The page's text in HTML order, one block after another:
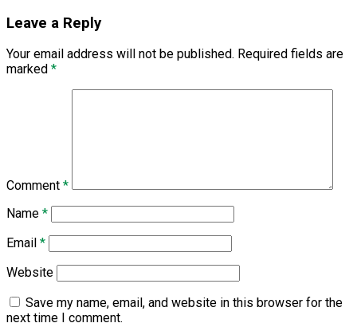
Leave a Reply
Your email address will not be published. Required fields are
marked *
Comment *
Name *
Email *
Website
Save my name, email, and website in this browser for the
next time I comment.